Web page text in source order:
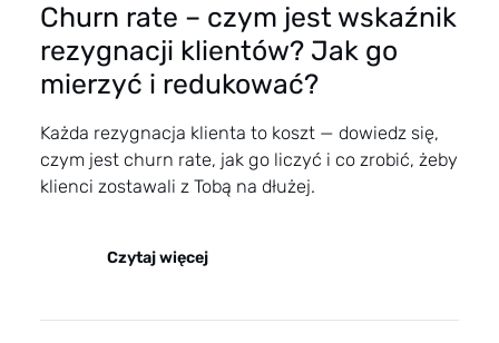
Churn rate – czym jest wskaźnik
rezygnacji klientów? Jak go
mierzyć i redukować?
Każda rezygnacja klienta to koszt — dowiedz się,
czym jest churn rate, jak go liczyć i co zrobić, żeby
klienci zostawali z Tobą na dłużej.
Czytaj więcej